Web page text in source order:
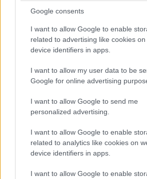
Google consents
I want to allow Google to enable
related to advertising like cookies
device identifiers in apps.
I want to allow my user data to be
Google for online advertising
I want to allow Google to send me
personalized advertising.
I want to allow Google to enable
related to analytics like cookies on
device identifiers in apps.
I want to allow Google to enable
Ιστορίες εκδικητικής
στο “Mega Stories”